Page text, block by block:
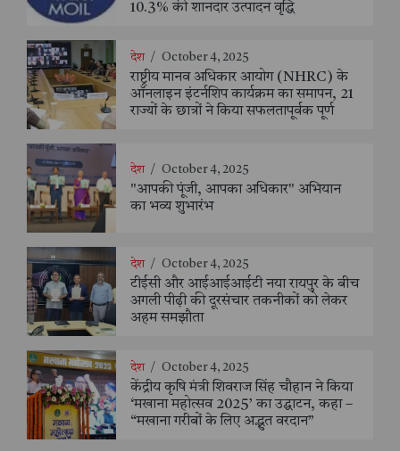
10.3% की शानदार उत्पादन वृद्धि
देश / October 4, 2025
राष्ट्रीय मानव अधिकार आयोग (NHRC) के
ऑनलाइन इंटर्नशिप कार्यक्रम का समापन, 21
राज्यों के छात्रों ने किया सफलतापूर्वक पूर्ण
देश / October 4, 2025
"आपकी पूंजी, आपका अधिकार" अभियान
का भव्य शुभारंभ
देश / October 4, 2025
टीईसी और आईआईआईटी नया रायपुर के बीच
अगली पीढ़ी की दूरसंचार तकनीकों को लेकर
अहम समझौता
देश / October 4, 2025
केंद्रीय कृषि मंत्री शिवराज सिंह चौहान ने किया
‘मखाना महोत्सव 2025’ का उद्घाटन, कहा –
“मखाना गरीबों के लिए अद्भुत वरदान”